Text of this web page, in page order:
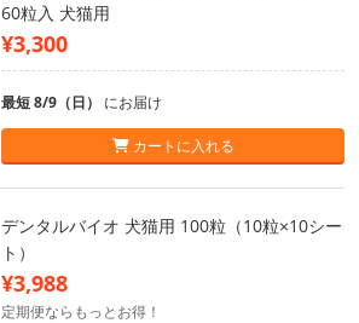
60粒入 犬猫用
¥3,300
最短 8/9（日） にお届け
カートに入れる
デンタルバイオ 犬猫用 100粒（10粒×10シー
ト）
¥3,988
定期便ならもっとお得！